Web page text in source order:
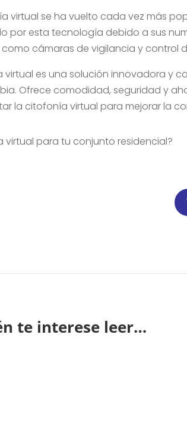
virtual se ha vuelto cada vez más
por esta tecnología debido a sus
cámaras de vigilancia y control
virtual es una solución innovadora y
Ofrece comodidad, seguridad y
la citofonía virtual para mejorar la
virtual para tu conjunto residencial?
te interese leer…